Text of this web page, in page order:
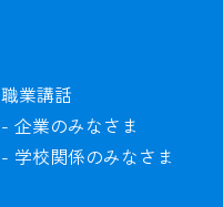
職業講話
企業のみなさま
学校関係のみなさま